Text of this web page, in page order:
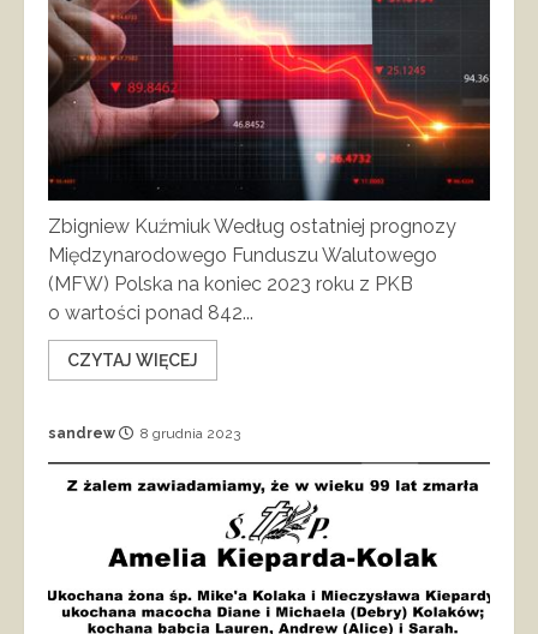
Zbigniew Kuźmiuk Według ostatniej prognozy
Międzynarodowego Funduszu Walutowego
(MFW) Polska na koniec 2023 roku z PKB
o wartości ponad 842...
CZYTAJ WIĘCEJ
sandrew 8 grudnia 2023